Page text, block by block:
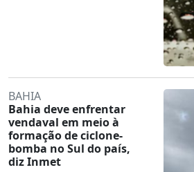
BAHIA
Bahia deve enfrentar
vendaval em meio à
formação de ciclone-
bomba no Sul do país,
diz Inmet